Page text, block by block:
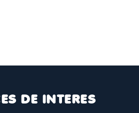
DE INTERES